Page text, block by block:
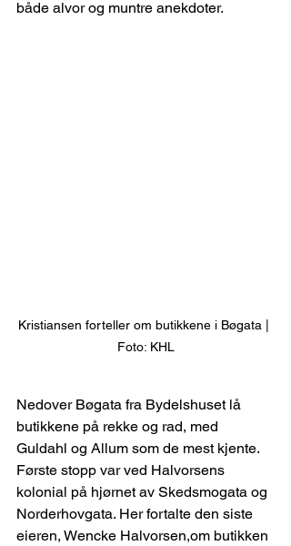
både alvor og muntre anekdoter.
Kristiansen forteller om butikkene i Bøgata |
Foto: KHL
Nedover Bøgata fra Bydelshuset lå
butikkene på rekke og rad, med
Guldahl og Allum som de mest kjente.
Første stopp var ved Halvorsens
kolonial på hjørnet av Skedsmogata og
Norderhovgata. Her fortalte den siste
eieren, Wencke Halvorsen,om butikken